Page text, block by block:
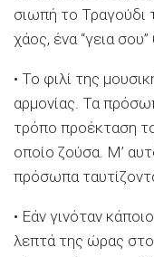
σιωπή το Τραγούδι
χάος, ένα “γεια
• Το φιλί της
αρμονίας. Τα
τρόπο προέκταση
οποίο ζούσα. Μ’
πρόσωπα
• Εάν γινόταν
λεπτά της ώρας